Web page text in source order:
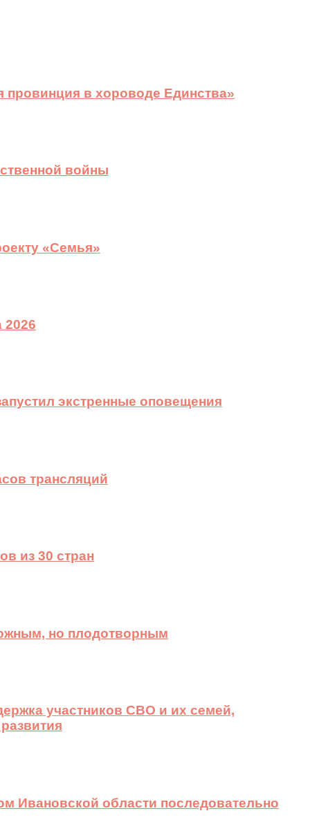
в хороводе Единства»
войны
«Семья»
2026
экстренные оповещения
трансляций
из 30 стран
но плодотворным
участников СВО и их семей,
Ивановской области последовательно